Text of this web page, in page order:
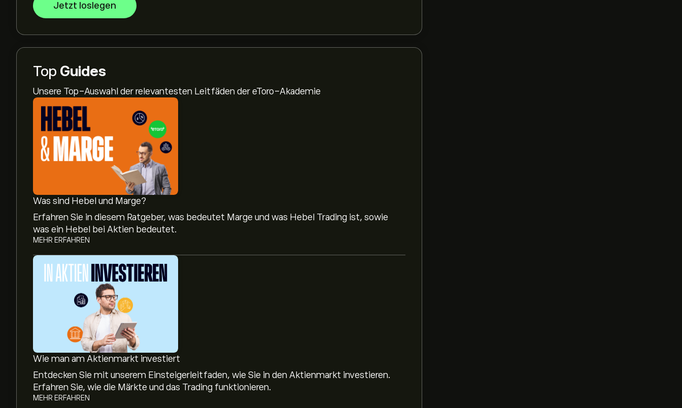
Jetzt loslegen
Top Guides
Unsere Top-Auswahl der relevantesten Leitfäden der eToro-Akademie
Was sind Hebel und Marge?
Erfahren Sie in diesem Ratgeber, was bedeutet Marge und was Hebel Trading ist, sowie
was ein Hebel bei Aktien bedeutet.
MEHR ERFAHREN
Wie man am Aktienmarkt investiert
Entdecken Sie mit unserem Einsteigerleitfaden, wie Sie in den Aktienmarkt investieren.
Erfahren Sie, wie die Märkte und das Trading funktionieren.
MEHR ERFAHREN